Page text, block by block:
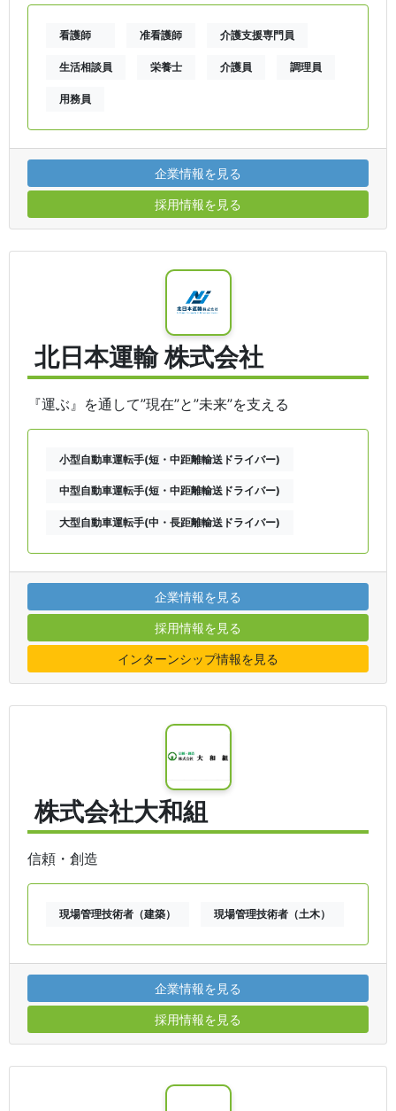
看護師 准看護師 介護支援専門員
生活相談員 栄養士 介護員 調理員
用務員
企業情報を見る
採用情報を見る
北日本運輸 株式会社
『運ぶ』を通して”現在”と”未来”を支える
小型自動車運転手(短・中距離輸送ドライバー)
中型自動車運転手(短・中距離輸送ドライバー)
大型自動車運転手(中・長距離輸送ドライバー)
企業情報を見る
採用情報を見る
インターンシップ情報を見る
株式会社大和組
信頼・創造
現場管理技術者（建築） 現場管理技術者（土木）
企業情報を見る
採用情報を見る